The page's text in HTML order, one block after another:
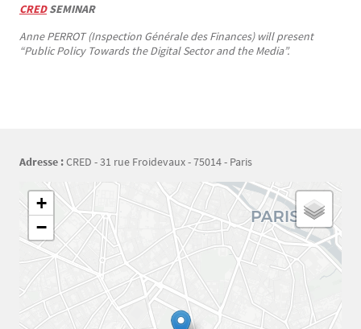
Texte
CREDSEMINAR
Anne PERROT (Inspection Générale des Finances) will present
“Public Policy Towards the Digital Sector and the Media”.
Adresse :CRED - 31 rue Froidevaux - 75014 - Paris
Géolocalisation
+
−